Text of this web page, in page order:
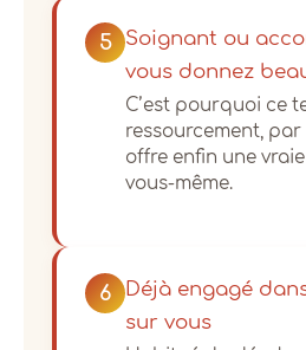
5
Soignant ou
vous donnez
C’est pourquoi ce
ressourcement,
offre enfin une
vous-même.
6
Déjà engagé
sur vous